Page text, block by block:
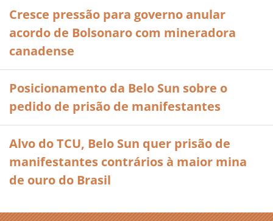
Cresce pressão para governo anular
acordo de Bolsonaro com mineradora
canadense
Posicionamento da Belo Sun sobre o
pedido de prisão de manifestantes
Alvo do TCU, Belo Sun quer prisão de
manifestantes contrários à maior mina
de ouro do Brasil